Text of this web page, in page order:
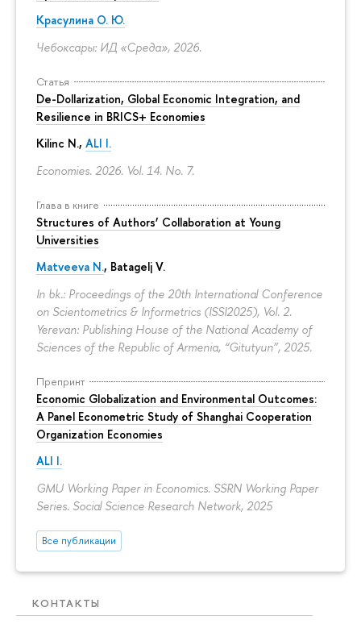
Красулина О. Ю.
Чебоксары: ИД «Среда», 2026.
Статья
De-Dollarization, Global Economic Integration, and
Resilience in BRICS+ Economies
Kilinc N., ALI I.
Economies. 2026. Vol. 14. No. 7.
Глава в книге
Structures of Authors’ Collaboration at Young
Universities
Matveeva N., Batagelj V.
In bk.: Proceedings of the 20th International Conference
on Scientometrics & Informetrics (ISSI2025), Vol. 2.
Yerevan: Publishing House of the National Academy of
Sciences of the Republic of Armenia, “Gitutyun”, 2025.
Препринт
Economic Globalization and Environmental Outcomes:
A Panel Econometric Study of Shanghai Cooperation
Organization Economies
ALI I.
GMU Working Paper in Economics. SSRN Working Paper
Series. Social Science Research Network, 2025
Все публикации
КОНТАКТЫ